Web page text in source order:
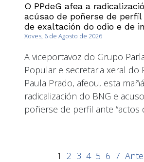
O PPdeG afea a
acúsao de poñerse de
de exaltación do odio e de
Xoves, 6 de Agosto de 2026
A viceportavoz do Grupo
Popular e secretaria xeral do
Paula Prado, afeou, esta
radicalización do BNG e
poñerse de perfil ante “actos
1 2 3 4 5 6 7